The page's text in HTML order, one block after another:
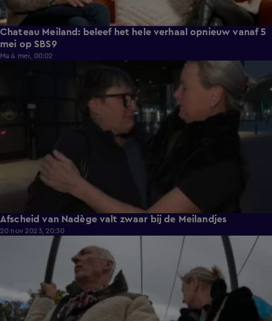
Chateau Meiland: beleef het hele verhaal opnieuw vanaf 5
mei op SBS9
Ma 4 mei, 00:02
Afscheid van Nadège valt zwaar bij de Meilandjes
20 nov 2023, 20:30